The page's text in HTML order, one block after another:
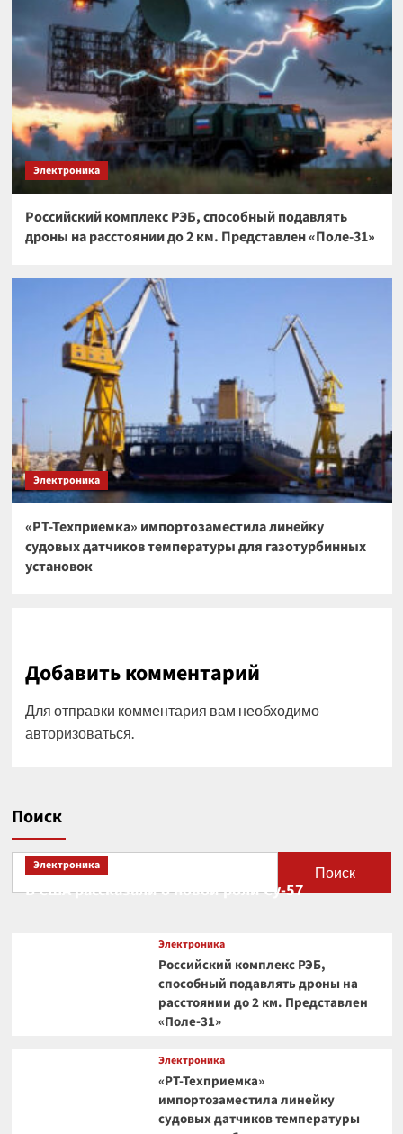
Электроника
Российский комплекс РЭБ, способный подавлять
дроны на расстоянии до 2 км. Представлен «Поле-31»
Электроника
«РТ-Техприемка» импортозаместила линейку
судовых датчиков температуры для газотурбинных
установок
Добавить комментарий
Для отправки комментария вам необходимо
авторизоваться.
Поиск
Поиск
Электроника
В США рассказали о новой роли Су-57
Электроника
Российский комплекс РЭБ,
способный подавлять дроны на
расстоянии до 2 км. Представлен
«Поле-31»
Электроника
«РТ-Техприемка»
импортозаместила линейку
судовых датчиков температуры